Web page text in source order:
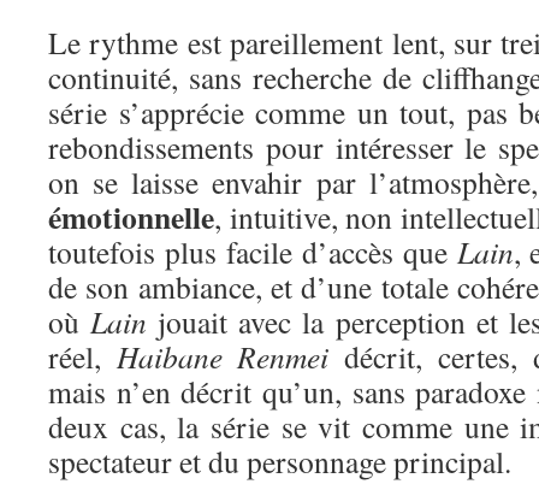
Le rythme est pareillement lent, sur
continuité, sans recherche de
série s’apprécie comme un tout, pas
rebondissements pour intéresser le
on se laisse envahir par
émotionnelle, intuitive, non
toutefois plus facile d’accès que Lain,
de son ambiance, et d’une totale
oùLain jouait avec la perception et
réel, Haibane Renmei décrit, certes,
mais n’en décrit qu’un, sans
deux cas, la série se vit comme une
spectateur et du personnage principal.